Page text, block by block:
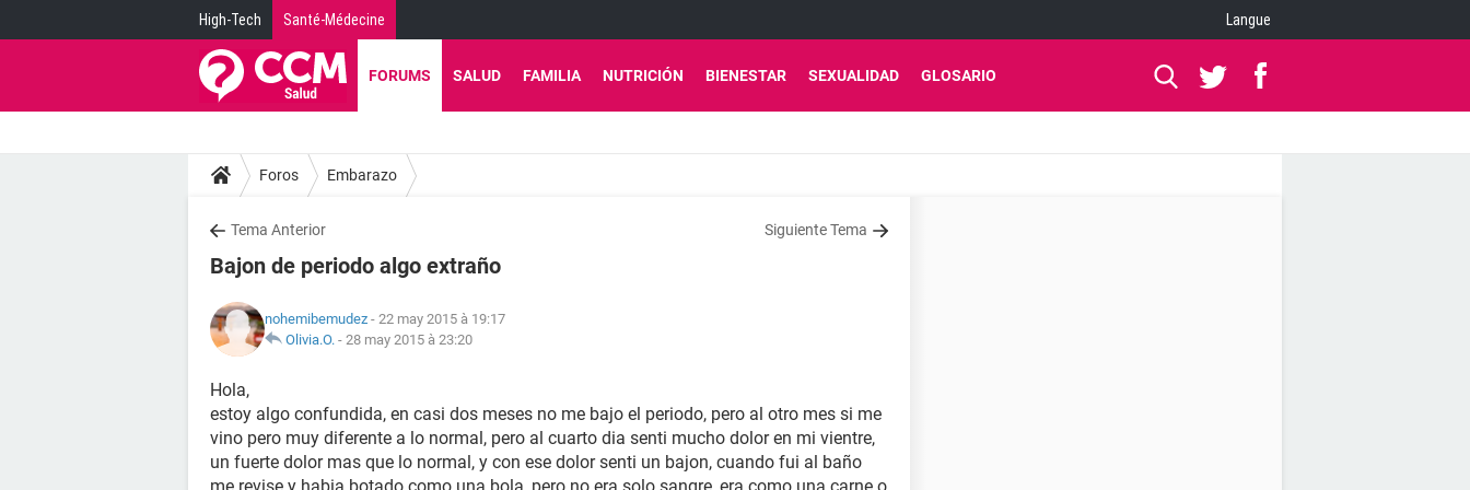
High-Tech Santé-Médecine Langue
FORUMS SALUD FAMILIA NUTRICIÓN BIENESTAR SEXUALIDAD GLOSARIO
Foros Embarazo
Tema Anterior Siguiente Tema
Bajon de periodo algo extraño
nohemibemudez - 22 may 2015 à 19:17
Olivia.O. - 28 may 2015 à 23:20
Hola,
estoy algo confundida, en casi dos meses no me bajo el periodo, pero al otro mes si me
vino pero muy diferente a lo normal, pero al cuarto dia senti mucho dolor en mi vientre,
un fuerte dolor mas que lo normal, y con ese dolor senti un bajon, cuando fui al baño